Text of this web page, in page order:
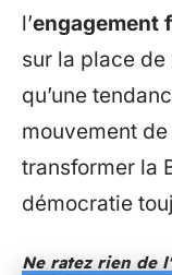
l’engagement
sur la place de
qu’une
mouvement
transformer la
démocratie
Ne ratez rien de